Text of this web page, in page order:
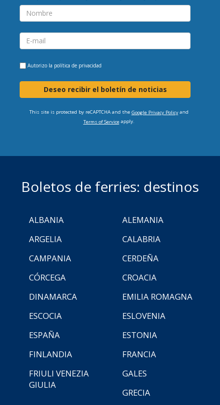
Autorizo la política de privacidad
Deseo recibir el boletín de noticias
This site is protected by reCAPTCHA and the Google Privacy Policyand
Terms of Serviceapply.
Boletos de ferries: destinos
ALBANIA
ALEMANIA
ARGELIA
CALABRIA
CAMPANIA
CERDEÑA
CÓRCEGA
CROACIA
DINAMARCA
EMILIA ROMAGNA
ESCOCIA
ESLOVENIA
ESPAÑA
ESTONIA
FINLANDIA
FRANCIA
FRIULI VENEZIA
GIULIA
GALES
GRECIA